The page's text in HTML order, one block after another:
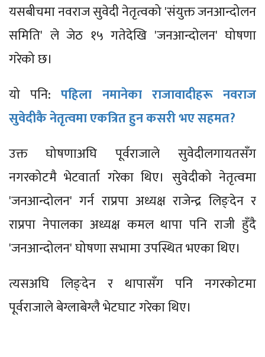
यसबीचमा नवराज सुवेदी नेतृत्वको 'संयुक्त जनआन्दोलन
समिति' ले जेठ १५ गतेदेखि 'जनआन्दोलन' घोषणा
गरेको छ।
यो पनि:पहिला नमानेका राजावादीहरू नवराज
सुवेदीकै नेतृत्वमा एकत्रित हुन कसरी भए सहमत?
उक्त घोषणाअघि पूर्वराजाले सुवेदीलगायतसँग
नगरकोटमै भेटवार्ता गरेका थिए। सुवेदीको नेतृत्वमा
'जनआन्दोलन' गर्न राप्रपा अध्यक्ष राजेन्द्र लिङ्देन र
राप्रपा नेपालका अध्यक्ष कमल थापा पनि राजी हुँदै
'जनआन्दोलन' घोषणा सभामा उपस्थित भएका थिए।
त्यसअघि लिङ्देन र थापासँग पनि नगरकोटमा
पूर्वराजाले बेग्लाबेग्लै भेटघाट गरेका थिए।